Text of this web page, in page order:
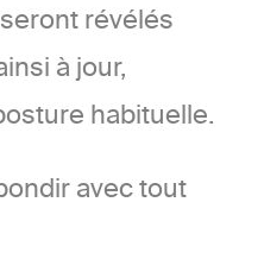
révélés
à jour,
habituelle.
avec tout